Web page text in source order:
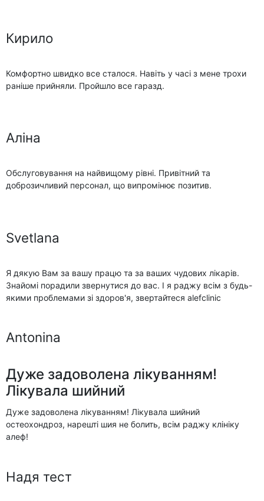
Кирило
Комфортно швидко все сталося. Навіть у часі з мене трохи
раніше прийняли. Пройшло все гаразд.
Аліна
Обслуговування на найвищому рівні. Привітний та
доброзичливий персонал, що випромінює позитив.
Svetlana
Я дякую Вам за вашу працю та за ваших чудових лікарів.
Знайомі порадили звернутися до вас. І я раджу всім з будь-
якими проблемами зі здоров'я, звертайтеся alefclinic
Antonina
Дуже задоволена лікуванням!
Лікувала шийний
Дуже задоволена лікуванням! Лікувала шийний
остеохондроз, нарешті шия не болить, всім раджу клініку
алеф!
Надя тест